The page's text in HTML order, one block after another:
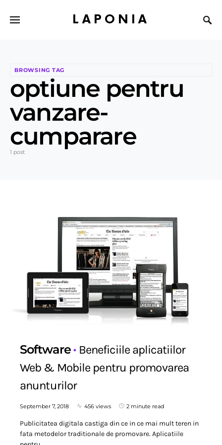
LAPONIA
BROWSING TAG
optiune pentru
vanzare-
cumparare
1 post
Software
Beneficiile aplicatiilor
Web & Mobile pentru promovarea
anunturilor
September 7, 2018 456 views 2 minute read
Publicitatea digitala castiga din ce in ce mai mult teren in
fata metodelor traditionale de promovare. Aplicatiile